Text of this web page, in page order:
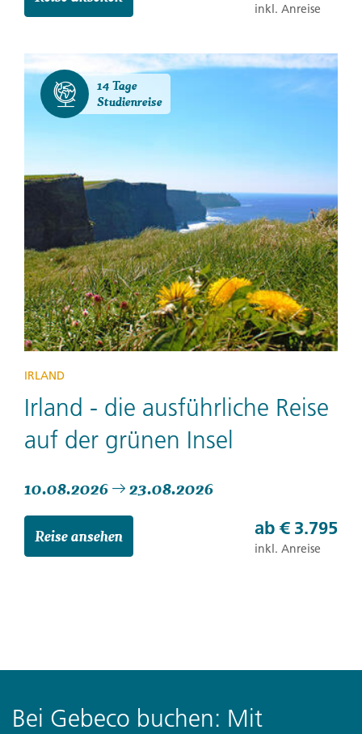
inkl. Anreise
14 Tage
Studienreise
IRLAND
Irland - die ausführliche Reise
auf der grünen Insel
10.08.2026 23.08.2026
Reise ansehen ab € 3.795
inkl. Anreise
Bei Gebeco buchen: Mit